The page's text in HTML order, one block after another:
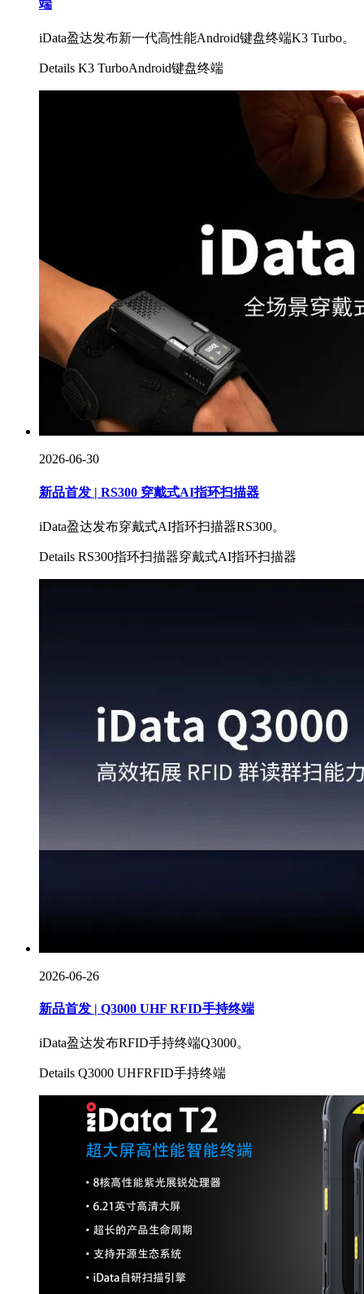
端
iData盈达发布新一代高性能Android键盘终端K3 Turbo。
Details K3 TurboAndroid键盘终端
2026-06-30
新品首发 | RS300 穿戴式AI指环扫描器
iData盈达发布穿戴式AI指环扫描器RS300。
Details RS300指环扫描器穿戴式AI指环扫描器
2026-06-26
新品首发 | Q3000 UHF RFID手持终端
iData盈达发布RFID手持终端Q3000。
Details Q3000 UHFRFID手持终端